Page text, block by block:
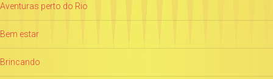
Aventuras perto do Rio
Bem estar
Brincando